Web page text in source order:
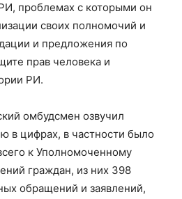
проблемах с которыми он
своих полномочий и
и предложения по
прав человека и
РИ.
омбудсмен озвучил
в цифрах, в частности было
к Уполномоченному
граждан, из них 398
обращений и заявлений,